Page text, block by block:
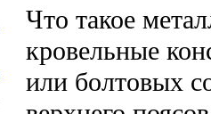
Что такое
кровельные
или болтовых